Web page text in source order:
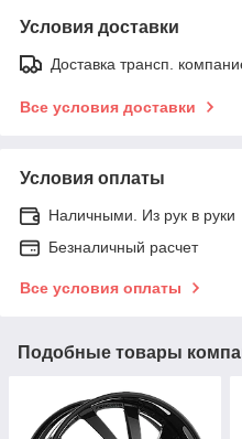
Условия доставки
Доставка трансп.
Все условия доставки
Условия оплаты
Наличными. Из рук в руки
Безналичный расчет
Все условия оплаты
Подобные товары